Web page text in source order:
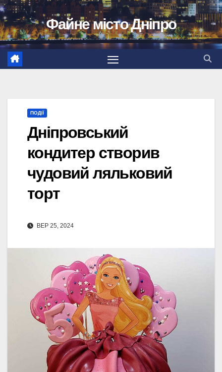
Перейти
до
вмісту
Файне місто Дніпро
ПОДІЇ
Дніпровський
кондитер створив
чудовий ляльковий
торт
ВЕР 25, 2024